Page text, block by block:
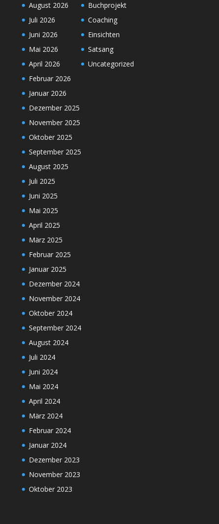
August 2026
Juli 2026
Juni 2026
Mai 2026
April 2026
Februar 2026
Januar 2026
Dezember 2025
November 2025
Oktober 2025
September 2025
August 2025
Juli 2025
Juni 2025
Mai 2025
April 2025
März 2025
Februar 2025
Januar 2025
Dezember 2024
November 2024
Oktober 2024
September 2024
August 2024
Juli 2024
Juni 2024
Mai 2024
April 2024
März 2024
Februar 2024
Januar 2024
Dezember 2023
November 2023
Oktober 2023
Buchprojekt
Coaching
Einsichten
Satsang
Uncategorized